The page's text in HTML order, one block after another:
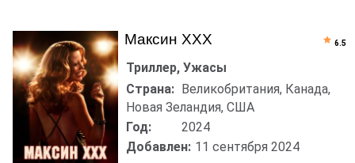
Максин XXX
Триллер, Ужасы
Страна: Великобритания, Канада,
Новая Зеландия, США
Год:
2024
Добавлен: 11 сентября 2024
6.5